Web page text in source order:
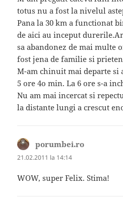
totus nu a fost la nivelul
Pana la 30 km a functionat
de aici au inceput
sa abandonez de mai multe
fost jena de familie si
M-am chinuit mai departe si
5 ore 4o min. La 6 ore s-a
Nu am mai incercat si
la distante lungi a crescut
porumbei.ro
21.02.2011 la 14:14
WOW, super Felix. Stima!